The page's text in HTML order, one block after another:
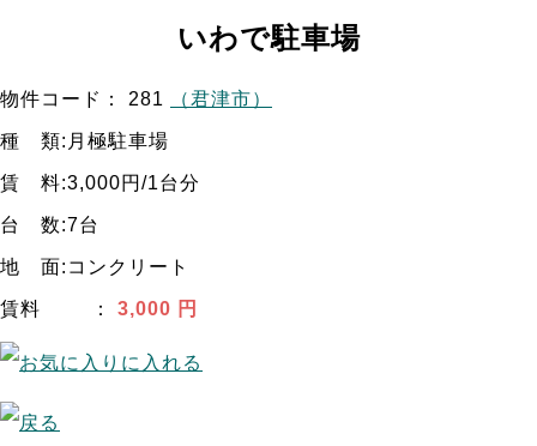
いわで駐車場
物件コード： 281 （君津市）
種 類:月極駐車場
賃 料:3,000円/1台分
台 数:7台
地 面:コンクリート
賃料 ： 3,000 円